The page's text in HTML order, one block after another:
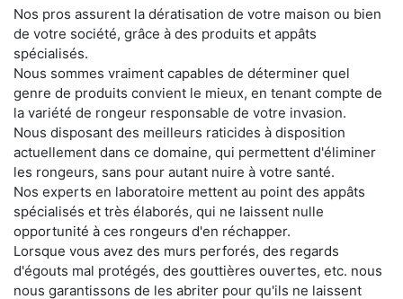
Nos pros assurent la dératisation de votre maison ou bien
de votre société, grâce à des produits et appâts
spécialisés.
Nous sommes vraiment capables de déterminer quel
genre de produits convient le mieux, en tenant compte de
la variété de rongeur responsable de votre invasion.
Nous disposant des meilleurs raticides à disposition
actuellement dans ce domaine, qui permettent d'éliminer
les rongeurs, sans pour autant nuire à votre santé.
Nos experts en laboratoire mettent au point des appâts
spécialisés et très élaborés, qui ne laissent nulle
opportunité à ces rongeurs d'en réchapper.
Lorsque vous avez des murs perforés, des regards
d'égouts mal protégés, des gouttières ouvertes, etc. nous
nous garantissons de les abriter pour qu'ils ne laissent